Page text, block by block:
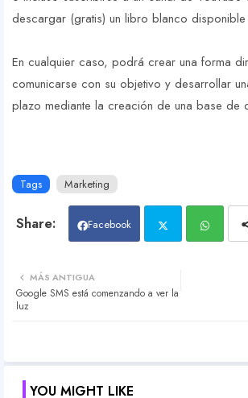
descargar (gratis) un libro blanco disponible
En cualquier caso, podrá crear una forma
comunicarse con su objetivo y desarrollar
plazo mediante la creación de una base de
Tags Marketing
Facebook
ter
MÁS ANTIGUA
Google SMS está comenzando a ver la
luz
YOU MIGHT LIKE